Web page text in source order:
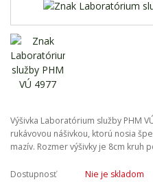
Výšivka Laboratórium služby PHM
rukávovou nášivkou, ktorú nosia
mazív. Rozmer výšivky je 8cm kruh
Dostupnosť
Nie je skladom